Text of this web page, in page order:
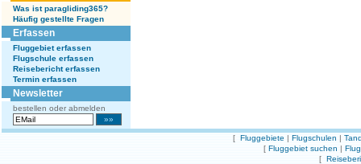
Was ist paragliding365?
Häufig gestellte Fragen
Erfassen
Fluggebiet erfassen
Flugschule erfassen
Reisebericht erfassen
Termin erfassen
Newsletter
bestellen oder abmelden
[ Fluggebiete | Flugschulen |
[ Fluggebiet suchen |
[